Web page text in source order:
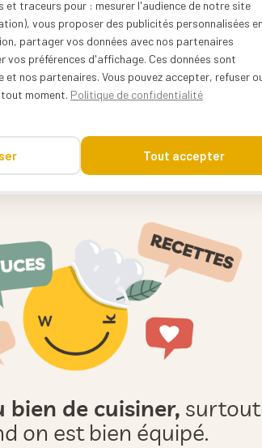
A61
0%
Corée du sud
bien de cuisiner, surtout
on est bien équipé.
et traceurs pour : mesurer l'audience de notre site
vous proposer des publicités personnalisées
partager vos données avec nos partenaires
vos préférences d'affichage. Ces données sont
et nos partenaires. Vous pouvez accepter, refuser
moment. Politique de confidentialité
Tout accepter